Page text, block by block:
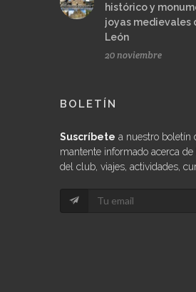
histórico y
joyas medievales
León
20 noviembre
BOLETÍN
Suscríbete a nuestro boletín
mantente informado acerca
del club, viajes, actividades,